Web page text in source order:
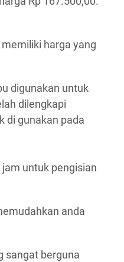
harga yang
digunakan untuk
dilengkapi
di gunakan pada
untuk pengisian
anda
sangat berguna